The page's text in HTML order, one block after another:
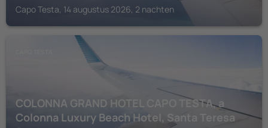
Capo Testa, 14 augustus 2026, 2 nachten
COLONNA GRAND HOTEL CAPO TESTA, a
Colonna Luxury Beach Hotel, Santa Teresa